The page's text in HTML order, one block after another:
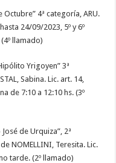
4ª categoría, ARU.
24/09/2023, 5º y 6º
llamado)
Yrigoyen” 3ª
Sabina. Lic. art. 14,
de 7:10 a 12:10 hs. (3º
de Urquiza”, 2ª
NOMELLINI, Teresita. Lic.
tarde. (2º llamado)